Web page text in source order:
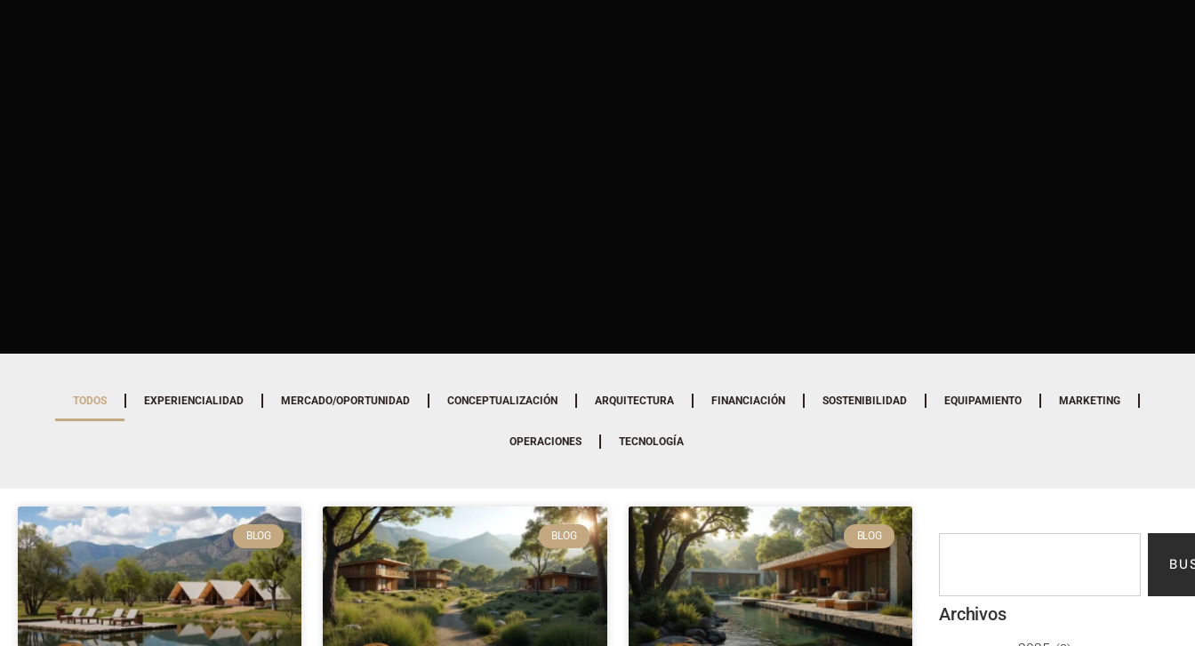
TODOS EXPERIENCIALIDAD MERCADO/OPORTUNIDAD CONCEPTUALIZACIÓN ARQUITECTURA FINANCIACIÓN SOSTENIBILIDAD EQUIPAMIENTO MARKETING
OPERACIONES TECNOLOGÍA
BLOG BLOG BLOG
Archivos